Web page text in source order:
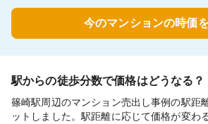
今のマンションの時価
駅からの徒歩分数で価格はどうなる？
篠崎駅周辺のマンション売出し事例の駅距
ットしました。駅距離に応じて価格が変わ